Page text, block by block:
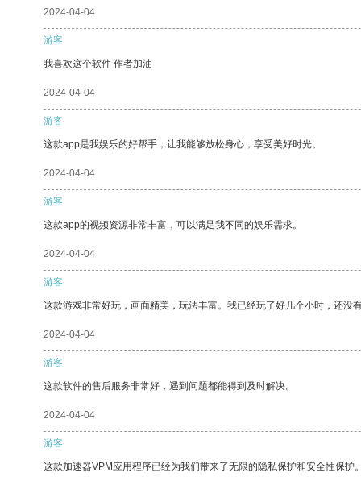
2024-04-04
游客
我喜欢这个软件 作者加油
2024-04-04
游客
这款app是我娱乐的好帮手，让我能够放松身心，享受美好时光。
2024-04-04
游客
这款app的视频资源非常丰富，可以满足我不同的娱乐需求。
2024-04-04
游客
这款游戏非常好玩，画面精美，玩法丰富。我已经玩了好几个小时，还没
2024-04-04
游客
这款软件的售后服务非常好，遇到问题都能得到及时解决。
2024-04-04
游客
这款加速器VPM应用程序已经为我们带来了无限的隐私保护和安全性保护